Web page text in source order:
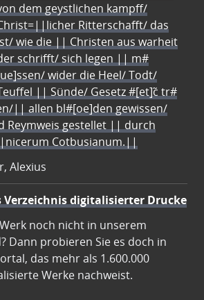
dem geystlichen kampff/
Ritterschafft/ das
wie die || Christen aus warheit
schrifft/ sich legen || m#
wider die Heel/ Todt/
|| Sünde/ Gesetz #[et]c̃ tr#
|| allen bl#[oe]den gewissen/
Reymweis gestellet || durch
Cotbusianum.||
Alexius
Verzeichnis digitalisierter Drucke
noch nicht in unserem
Dann probieren Sie es doch in
das mehr als 1.600.000
Werke nachweist.